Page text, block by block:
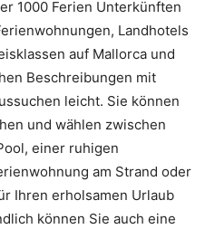
1000 Ferien Unterkünften
Landhotels
auf Mallorca und
Beschreibungen mit
leicht. Sie können
und wählen zwischen
einer ruhigen
am Strand oder
Ihren erholsamen Urlaub
können Sie auch eine